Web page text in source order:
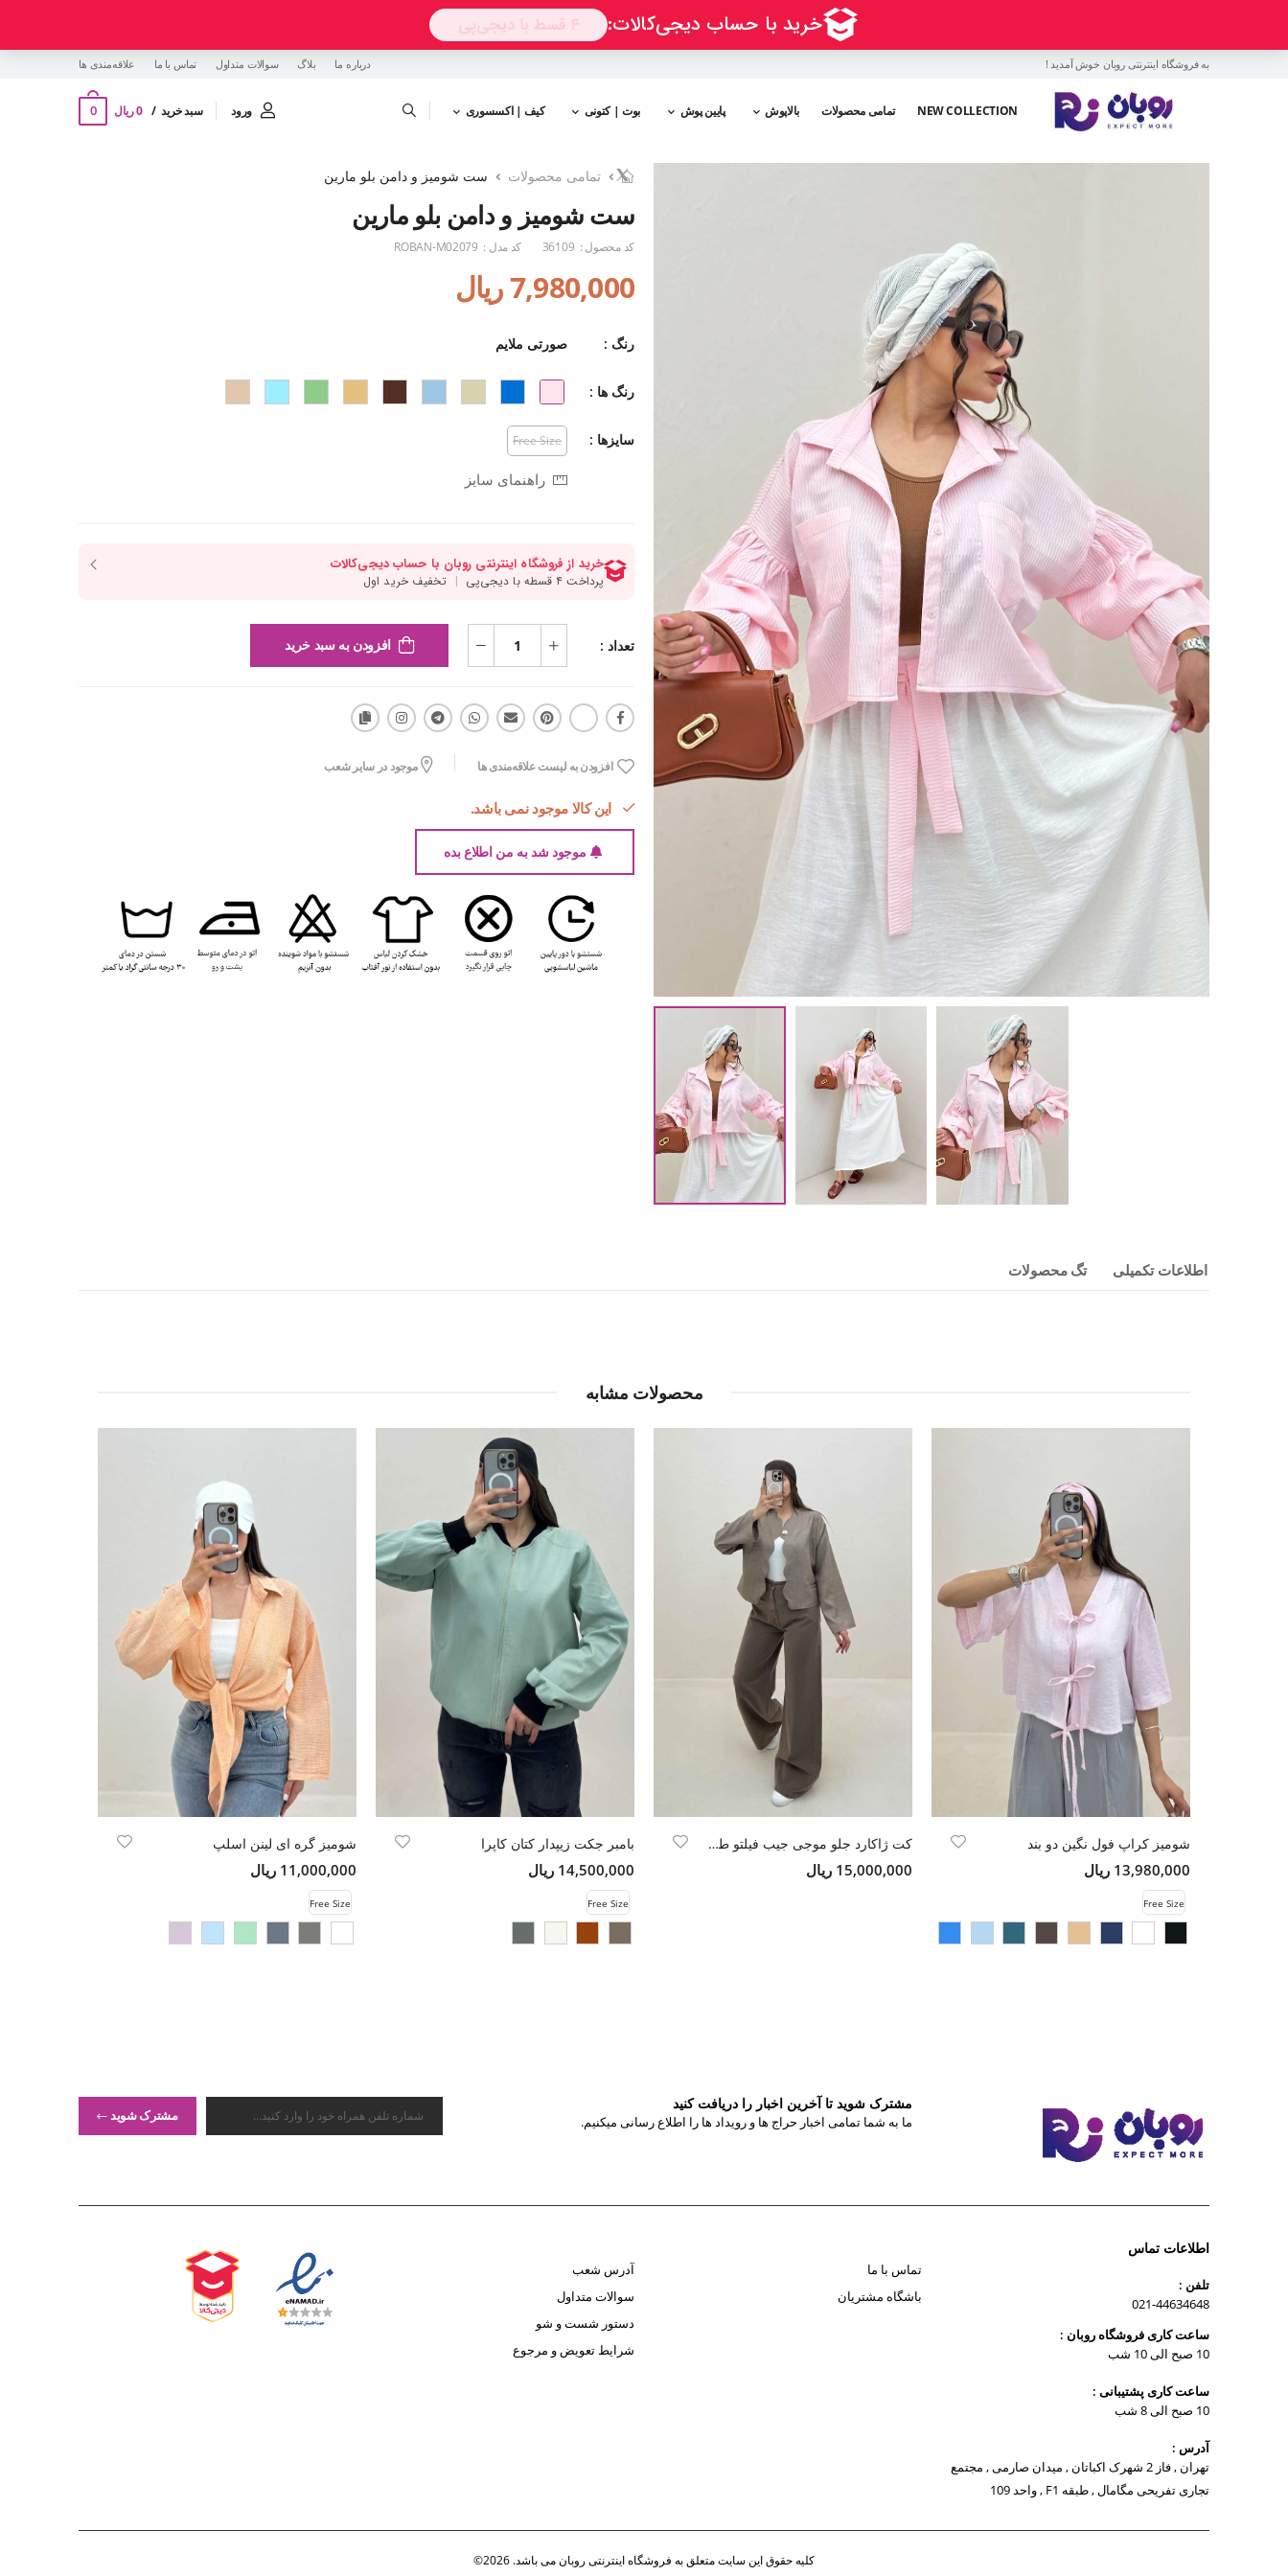
به فروشگاه اینترنتی روبان خوش آمدید ! درباره ما بلاگ سوالات متداول تماس با ما ‌علاقه‌مندی ها
NEW COLLECTION تمامی محصولات بالاپوش پایین پوش بوت | کتونی کیف | اکسسوری ورود سبد خرید 0 ریال 0
تمامی محصولات ست شومیز و دامن بلو مارین
ست شومیز و دامن بلو مارین
کد محصول : 36109 کد مدل : ROBAN-M02079
7,980,000 ریال
رنگ : صورتی ملایم
رنگ ها :
سایزها : Free Size
راهنمای سایز
تعداد : افزودن به سبد خرید
افزودن به لیست علاقه‌مندی ها موجود در سایر شعب
این کالا موجود نمی باشد.
موجود شد به من اطلاع بده
اطلاعات تکمیلی تگ محصولات
محصولات مشابه
شومیز کراپ فول نگین دو بند
13,980,000 ریال
Free Size
کت ژاکارد جلو موجی جیب فیلتو طرح بتجقه
15,000,000 ریال
بامبر جکت زیپدار کتان کاپرا
14,500,000 ریال
Free Size
شومیز گره ای لینن اسلپ
11,000,000 ریال
Free Size
مشترک شوید تا آخرین اخبار را دریافت کنید
ما به شما تمامی اخبار حراج ها و رویداد ها را اطلاع رسانی میکنیم. مشترک شوید
اطلاعات تماس
تلفن :
021-44634648
ساعت کاری فروشگاه روبان :
10 صبح الی 10 شب
ساعت کاری پشتیبانی :
10 صبح الی 8 شب
آدرس :
تهران , فاز 2 شهرک اکباتان , میدان صارمی , مجتمع
تجاری تفریحی مگامال , طبقه F1 , واحد 109
تماس با ما
باشگاه مشتریان
آدرس شعب
سوالات متداول
دستور شست و شو
شرایط تعویض و مرجوع
کلیه حقوق این سایت متعلق به فروشگاه اینترنتی روبان می باشد. 2026©